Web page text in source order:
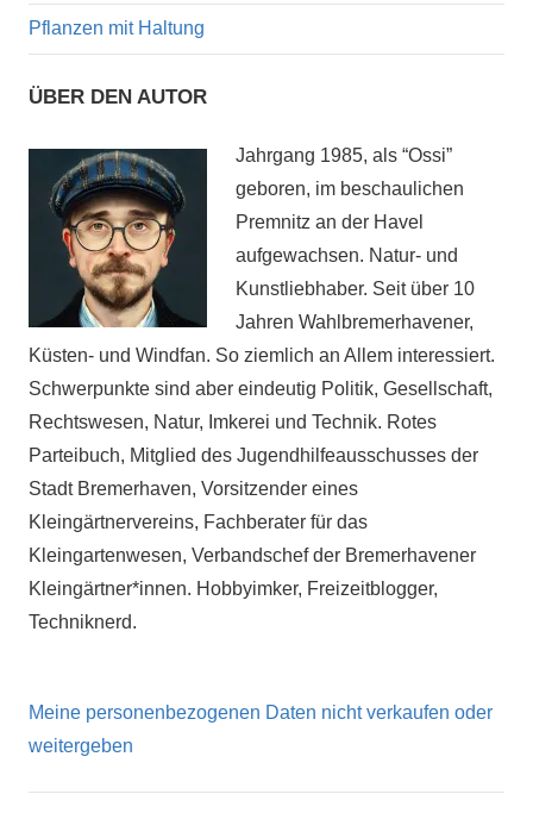
Pflanzen mit Haltung
ÜBER DEN AUTOR
Jahrgang 1985, als “Ossi”
geboren, im beschaulichen
Premnitz an der Havel
aufgewachsen. Natur- und
Kunstliebhaber. Seit über 10
Jahren Wahlbremerhavener,
Küsten- und Windfan. So ziemlich an Allem interessiert.
Schwerpunkte sind aber eindeutig Politik, Gesellschaft,
Rechtswesen, Natur, Imkerei und Technik. Rotes
Parteibuch, Mitglied des Jugendhilfeausschusses der
Stadt Bremerhaven, Vorsitzender eines
Kleingärtnervereins, Fachberater für das
Kleingartenwesen, Verbandschef der Bremerhavener
Kleingärtner*innen. Hobbyimker, Freizeitblogger,
Techniknerd.
Meine personenbezogenen Daten nicht verkaufen oder
weitergeben